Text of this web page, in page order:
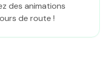
des animations
de route !